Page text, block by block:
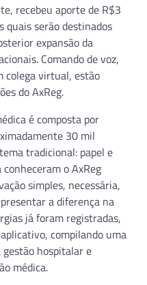
recebeu aporte de R$3
quais serão destinados
expansão da
Comando de voz,
colega virtual, estão
do AxReg.
é composta por
30 mil
tradicional: papel e
o AxReg
simples, necessária,
a diferença na
já foram registradas,
compilando uma
hospitalar e
médica.